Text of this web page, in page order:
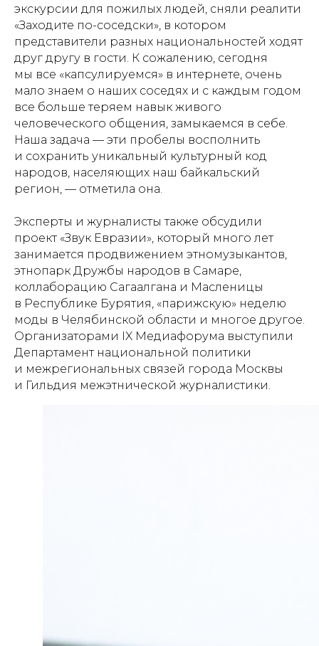
экскурсии для пожилых людей, сняли реалити
«Заходите по-соседски», в котором
представители разных национальностей ходят
друг другу в гости. К сожалению, сегодня
мы все «капсулируемся» в интернете, очень
мало знаем о наших соседях и с каждым годом
все больше теряем навык живого
человеческого общения, замыкаемся в себе.
Наша задача — эти пробелы восполнить
и сохранить уникальный культурный код
народов, населяющих наш байкальский
регион, — отметила она.
Эксперты и журналисты также обсудили
проект «Звук Евразии», который много лет
занимается продвижением этномузыкантов,
этнопарк Дружбы народов в Самаре,
коллаборацию Сагаалгана и Масленицы
в Республике Бурятия, «парижскую» неделю
моды в Челябинской области и многое другое.
Организаторами IX Медиафорума выступили
Департамент национальной политики
и межрегиональных связей города Москвы
и Гильдия межэтнической журналистики.